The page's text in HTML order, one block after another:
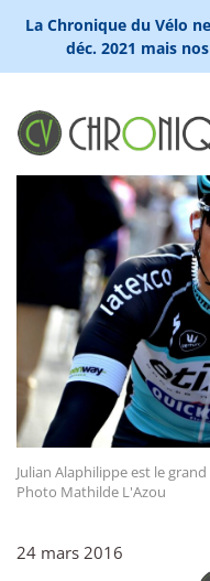
La Chronique du Vélo
déc. 2021 mais
Julian Alaphilippe est le
Photo Mathilde L'Azou
24 mars 2016